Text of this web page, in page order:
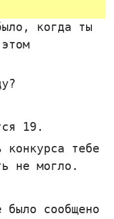
когда ты
19.
тебе
не могло.
сообщено